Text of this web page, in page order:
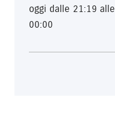
oggi dalle 21:19 alle
00:00